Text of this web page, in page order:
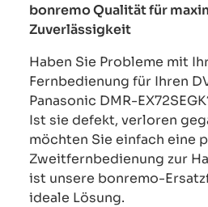
bonremo Qualität für
Zuverlässigkeit
Haben Sie Probleme mit
Fernbedienung für Ihren
Panasonic DMR-
Ist sie defekt, verloren
möchten Sie einfach eine
Zweitfernbedienung zur
ist unsere bonremo-
ideale Lösung.